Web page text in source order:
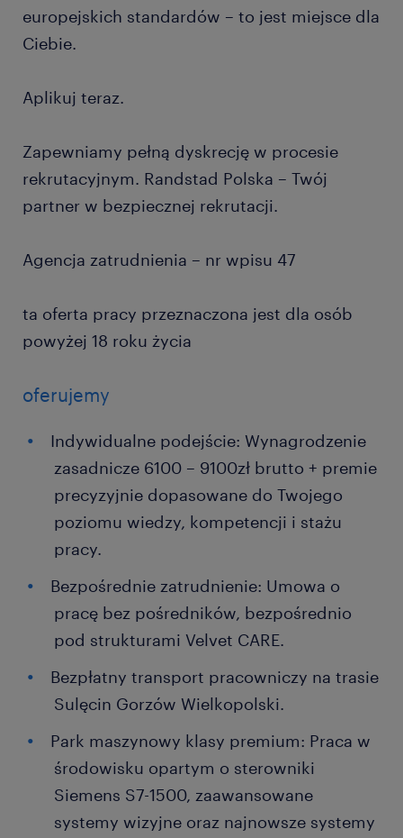
europejskich standardów – to jest miejsce dla
Ciebie.
Aplikuj teraz.
Zapewniamy pełną dyskrecję w procesie
rekrutacyjnym. Randstad Polska – Twój
partner w bezpiecznej rekrutacji.
Agencja zatrudnienia – nr wpisu 47
ta oferta pracy przeznaczona jest dla osób
powyżej 18 roku życia
oferujemy
Indywidualne podejście: Wynagrodzenie
zasadnicze 6100 – 9100zł brutto + premie
precyzyjnie dopasowane do Twojego
poziomu wiedzy, kompetencji i stażu
pracy.
Bezpośrednie zatrudnienie: Umowa o
pracę bez pośredników, bezpośrednio
pod strukturami Velvet CARE.
Bezpłatny transport pracowniczy na trasie
Sulęcin Gorzów Wielkopolski.
Park maszynowy klasy premium: Praca w
środowisku opartym o sterowniki
Siemens S7-1500, zaawansowane
systemy wizyjne oraz najnowsze systemy